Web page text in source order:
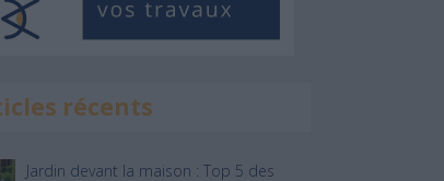
récents
Jardin devant la maison : Top 5 des